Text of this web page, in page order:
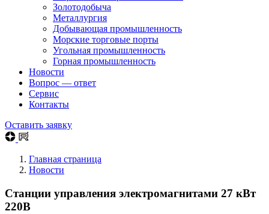
Золотодобыча
Металлургия
Добывающая промышленность
Морские торговые порты
Угольная промышленность
Горная промышленность
Новости
Вопрос — ответ
Сервис
Контакты
Оставить заявку
Главная страница
Новости
Станции управления электромагнитами 27 кВт
220В